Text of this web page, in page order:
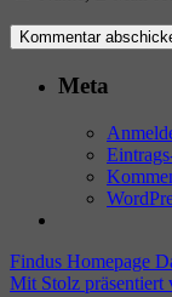
Meta
Findus Homepage
Mit Stolz präsentiert